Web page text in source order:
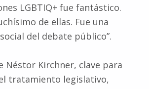
LGBTIQ+ fue fantástico.
de ellas. Fue una
del debate público”.
Néstor Kirchner, clave para
tratamiento legislativo,